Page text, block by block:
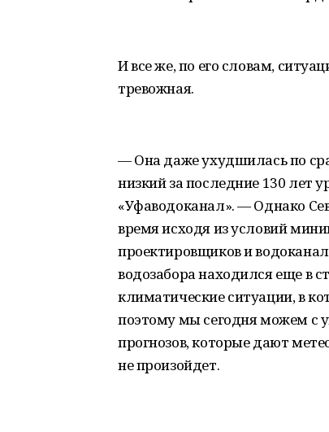
И все же, по его словам,
тревожная.
— Она даже ухудшилась по
низкий за последние 130 лет
«Уфаводоканал». — Однако
время исходя из условий
проектировщиков и
водозабора находился еще в
климатические ситуации, в
поэтому мы сегодня можем с
прогнозов, которые дают
не произойдет.